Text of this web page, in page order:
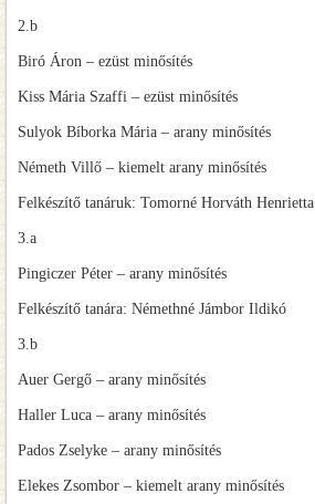
2.b
Biró Áron – ezüst minősítés
Kiss Mária Szaffi – ezüst minősítés
Sulyok Bíborka Mária – arany minősítés
Németh Villő – kiemelt arany minősítés
Felkészítő tanáruk: Tomorné Horváth Henrietta
3.a
Pingiczer Péter – arany minősítés
Felkészítő tanára: Némethné Jámbor Ildikó
3.b
Auer Gergő – arany minősítés
Haller Luca – arany minősítés
Pados Zselyke – arany minősítés
Elekes Zsombor – kiemelt arany minősítés